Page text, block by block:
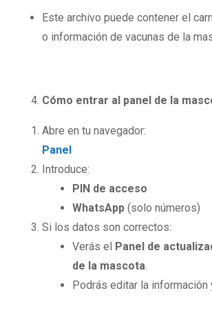
Este archivo puede contener el
o información de vacunas de la
Cómo entrar al panel de la
Abre en tu navegador:
Panel
Introduce:
PIN de acceso
WhatsApp (solo números)
Si los datos son correctos:
Verás el Panel de
de la mascota.
Podrás editar la información